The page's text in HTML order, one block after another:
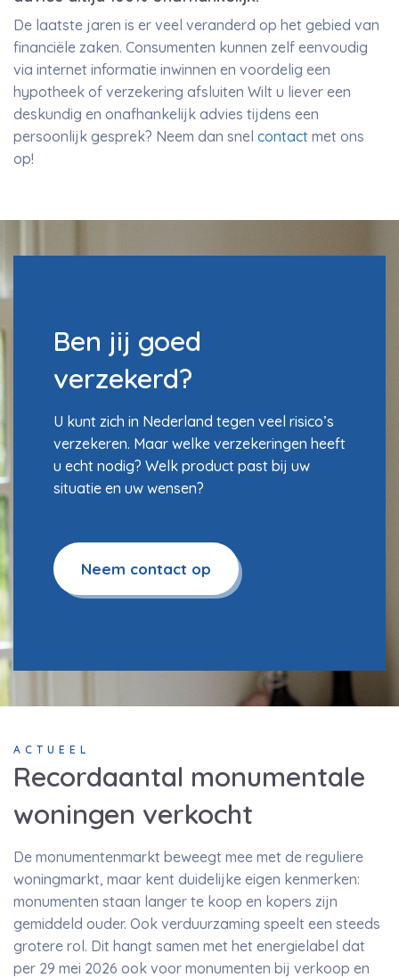
De laatste jaren is er veel veranderd op het gebied van
financiële zaken. Consumenten kunnen zelf eenvoudig
via internet informatie inwinnen en voordelig een
hypotheek of verzekering afsluiten Wilt u liever een
deskundig en onafhankelijk advies tijdens een
persoonlijk gesprek? Neem dan snel contact met ons
op!
Ben jij goed
verzekerd?
U kunt zich in Nederland tegen veel risico’s
verzekeren. Maar welke verzekeringen heeft
u echt nodig? Welk product past bij uw
situatie en uw wensen?
Neem contact op
Recordaantal monumentale
woningen verkocht
ACTUEEL
De monumentenmarkt beweegt mee met de reguliere
woningmarkt, maar kent duidelijke eigen kenmerken:
monumenten staan langer te koop en kopers zijn
gemiddeld ouder. Ook verduurzaming speelt een steeds
grotere rol. Dit hangt samen met het energielabel dat
per 29 mei 2026 ook voor monumenten bij verkoop en